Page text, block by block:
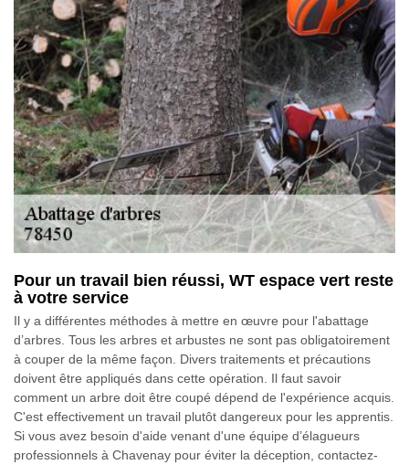
Pour un travail bien réussi, WT espace vert reste
à votre service
Il y a différentes méthodes à mettre en œuvre pour l'abattage
d’arbres. Tous les arbres et arbustes ne sont pas obligatoirement
à couper de la même façon. Divers traitements et précautions
doivent être appliqués dans cette opération. Il faut savoir
comment un arbre doit être coupé dépend de l'expérience acquis.
C'est effectivement un travail plutôt dangereux pour les apprentis.
Si vous avez besoin d'aide venant d'une équipe d’élagueurs
professionnels à Chavenay pour éviter la déception, contactez-